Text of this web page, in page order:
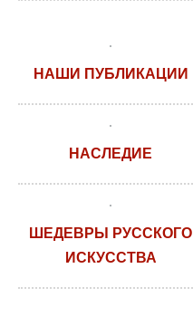
НАШИ ПУБЛИКАЦИИ
НАСЛЕДИЕ
ШЕДЕВРЫ РУССКОГО
ИСКУССТВА